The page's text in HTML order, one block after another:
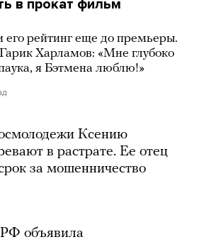
в прокат фильм
рейтинг еще до премьеры.
Харламов: «Мне глубоко
я Бэтмена люблю!»
Ксению
в растрате. Ее отец
за мошенничество
РФ объявила